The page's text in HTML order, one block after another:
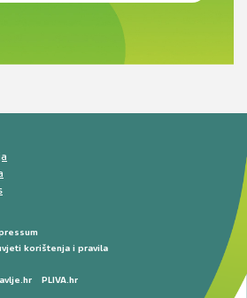
migrenu: komorbiditeti, spolne
dijagnostike
ljekarničkoj praksi –
korištenja i pravila
PLIVA.hr